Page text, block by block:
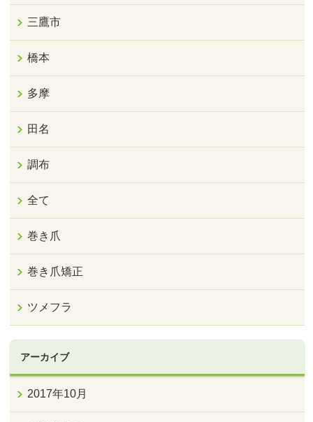
三鷹市
橋本
多摩
田名
調布
全て
巻き爪
巻き爪矯正
ツメフラ
アーカイブ
2017年10月